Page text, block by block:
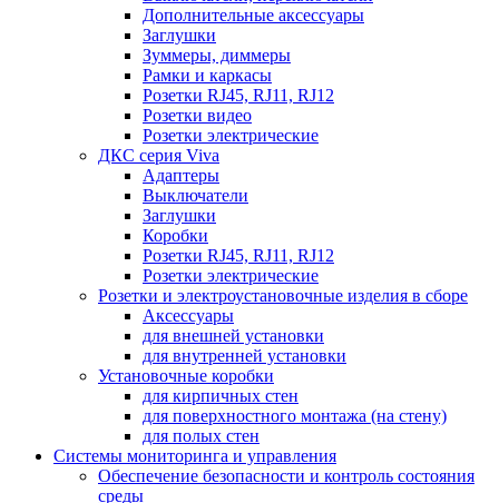
Дополнительные аксессуары
Заглушки
Зуммеры, диммеры
Рамки и каркасы
Розетки RJ45, RJ11, RJ12
Розетки видео
Розетки электрические
ДКС серия Viva
Адаптеры
Выключатели
Заглушки
Коробки
Розетки RJ45, RJ11, RJ12
Розетки электрические
Розетки и электроустановочные изделия в сборе
Аксессуары
для внешней установки
для внутренней установки
Установочные коробки
для кирпичных стен
для поверхностного монтажа (на стену)
для полых стен
Системы мониторинга и управления
Обеспечение безопасности и контроль состояния
среды